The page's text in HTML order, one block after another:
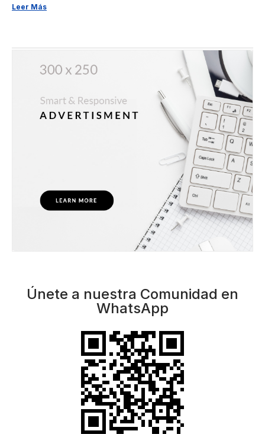
Leer Más
Únete a nuestra Comunidad en
WhatsApp